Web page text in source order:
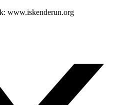
www.iskenderun.org